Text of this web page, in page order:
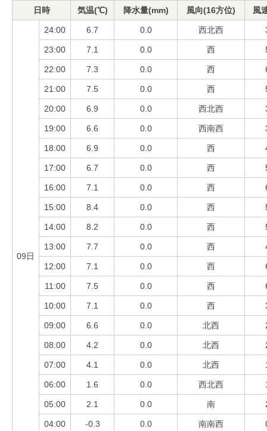
日時 気温(℃) 降水量(mm) 風向(16方位) 風
09日
24:00 6.7 0.0 西北西
23:00 7.1 0.0 西
22:00 7.3 0.0 西
21:00 7.5 0.0 西
20:00 6.9 0.0 西北西
19:00 6.6 0.0 西南西
18:00 6.9 0.0 西
17:00 6.7 0.0 西
16:00 7.1 0.0 西
15:00 8.4 0.0 西
14:00 8.2 0.0 西
13:00 7.7 0.0 西
12:00 7.1 0.0 西
11:00 7.5 0.0 西
10:00 7.1 0.0 西
09:00 6.6 0.0 北西
08:00 4.2 0.0 北西
07:00 4.1 0.0 北西
06:00 1.6 0.0 西北西
05:00 2.1 0.0 南
04:00 -0.3 0.0 南南西